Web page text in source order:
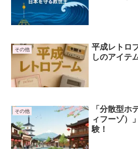
その他
平成レトロ
しのアイテ
その他
「分散型ホ
ィフーゾ）
験！